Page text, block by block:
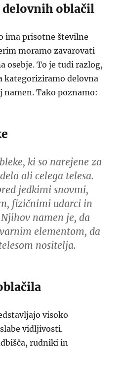
delovnih oblačil
ima prisotne številne
moramo zavarovati
osebje. To je tudi razlog,
kategoriziramo delovna
namen. Tako poznamo:
ki so narejene za
ali celega telesa.
jedkimi snovmi,
fizičnimi udarci in
namen je, da
elementom, da
nositelja.
visoko
vidljivosti.
rudniki in